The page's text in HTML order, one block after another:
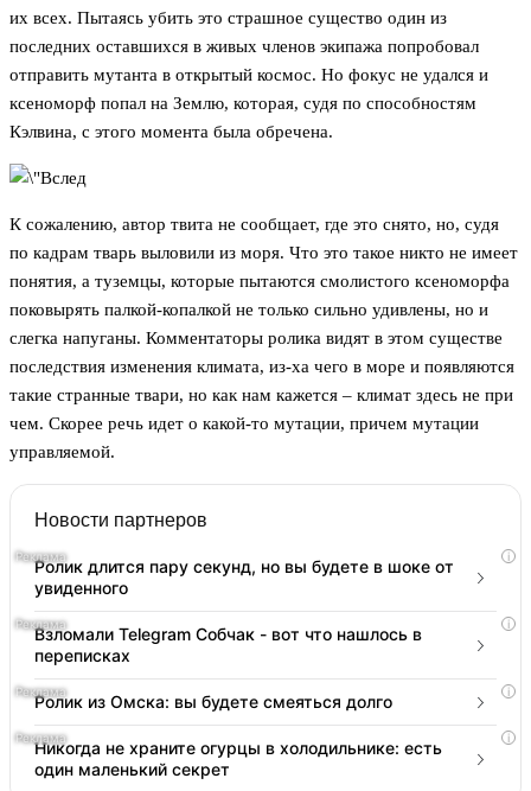
их всех. Пытаясь убить это страшное существо один из
последних оставшихся в живых членов экипажа попробовал
отправить мутанта в открытый космос. Но фокус не удался и
ксеноморф попал на Землю, которая, судя по способностям
Кэлвина, с этого момента была обречена.
К сожалению, автор твита не сообщает, где это снято, но, судя
по кадрам тварь выловили из моря. Что это такое никто не имеет
понятия, а туземцы, которые пытаются смолистого ксеноморфа
поковырять палкой-копалкой не только сильно удивлены, но и
слегка напуганы. Комментаторы ролика видят в этом существе
последствия изменения климата, из-ха чего в море и появляются
такие странные твари, но как нам кажется – климат здесь не при
чем. Скорее речь идет о какой-то мутации, причем мутации
управляемой.
Новости партнеров
i
Ролик длится пару секунд, но вы будете в шоке от
увиденного
i
Взломали Telegram Собчак - вот что нашлось в
переписках
i
Ролик из Омска: вы будете смеяться долго
i
Никогда не храните огурцы в холодильнике: есть
один маленький секрет